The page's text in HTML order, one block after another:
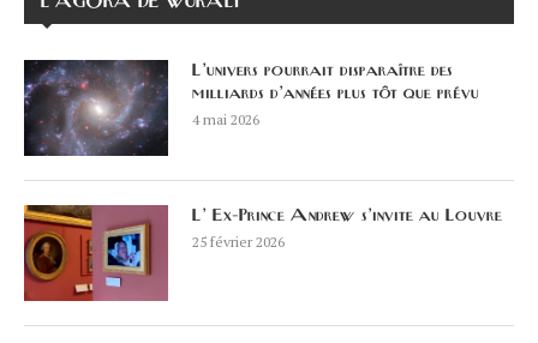
L’univers pourrait disparaître des
milliards d’années plus tôt que prévu
4 mai 2026
L’ Ex-Prince Andrew s’invite au Louvre
25 février 2026